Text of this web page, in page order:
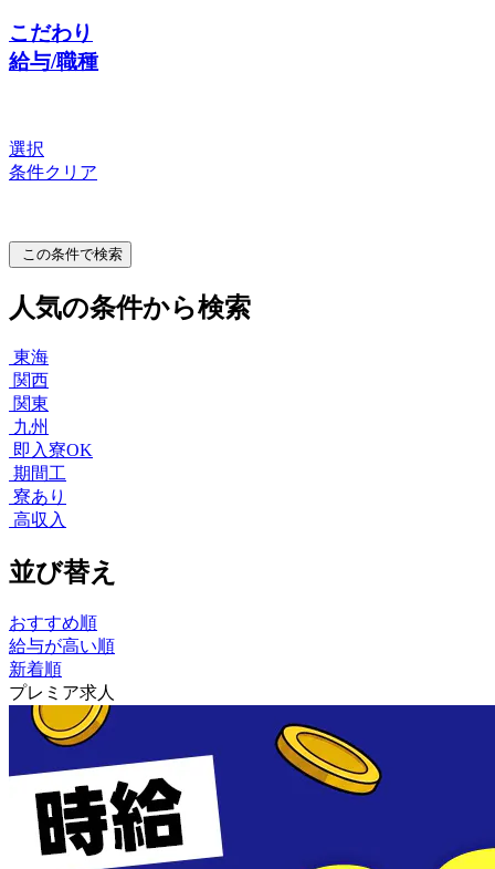
こだわり
給与/職種
選択
条件クリア
この条件で検索
人気の条件から検索
東海
関西
関東
九州
即入寮OK
期間工
寮あり
高収入
並び替え
おすすめ順
給与が高い順
新着順
プレミア求人